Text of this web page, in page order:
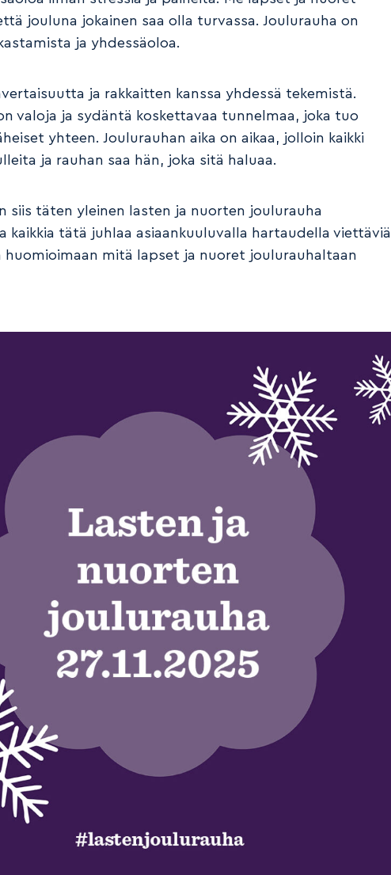
jouluna jokainen saa olla turvassa. Joulurauha on
ja yhdessäoloa.
ja rakkaitten kanssa yhdessä tekemistä.
valoja ja sydäntä koskettavaa tunnelmaa, joka tuo
yhteen. Joulurauhan aika on aikaa, jolloin kaikki
ja rauhan saa hän, joka sitä haluaa.
siis täten yleinen lasten ja nuorten joulurauha
kaikkia tätä juhlaa asiaankuuluvalla hartaudella viettäviä
huomioimaan mitä lapset ja nuoret joulurauhaltaan